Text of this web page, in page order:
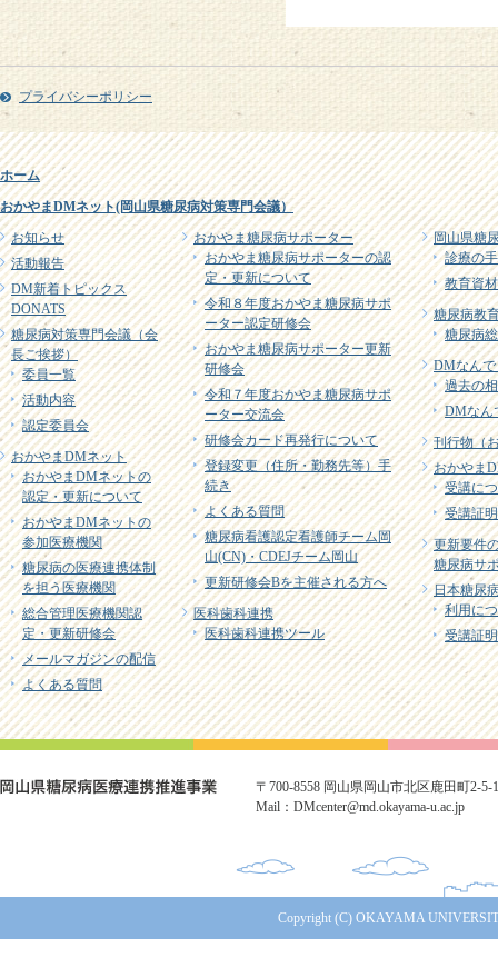
プライバシーポリシー
ホーム
おかやまDMネット(岡山県糖尿病対策専門会議）
お知らせ
活動報告
DM新着トピックス
DONATS
糖尿病対策専門会議（会
長ご挨拶）
委員一覧
活動内容
認定委員会
おかやまDMネット
おかやまDMネットの
認定・更新について
おかやまDMネットの
参加医療機関
糖尿病の医療連携体制
を担う医療機関
総合管理医療機関認
定・更新研修会
メールマガジンの配信
よくある質問
おかやま糖尿病サポーター
おかやま糖尿病サポーターの認
定・更新について
令和８年度おかやま糖尿病サポ
ーター認定研修会
おかやま糖尿病サポーター更新
研修会
令和７年度おかやま糖尿病サポ
ーター交流会
研修会カード再発行について
登録変更（住所・勤務先等）手
続き
よくある質問
糖尿病看護認定看護師チーム岡
山(CN)・CDEJチーム岡山
更新研修会Bを主催される方へ
医科歯科連携
医科歯科連携ツール
岡山県糖
診療の
教育資材
糖尿病教
糖尿病
DMなん
過去の
DMなん
刊行物（
おかやま
受講に
受講証
更新要件
糖尿病サ
日本糖尿
利用に
受講証
〒700-8558 岡山県岡山市北区鹿田町2-
Mail：DMcenter@md.okayama-u.ac.jp
Copyright (C) OKAYAMA